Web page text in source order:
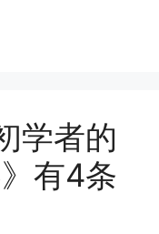
学者的
有4条